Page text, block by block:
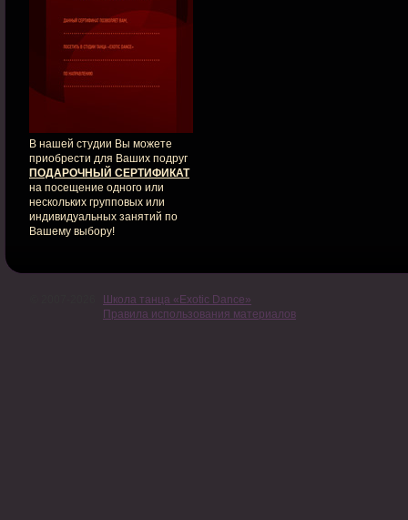
В нашей студии Вы можете
приобрести для Ваших подруг
ПОДАРОЧНЫЙ СЕРТИФИКАТ
на посещение одного или
нескольких групповых или
индивидуальных занятий по
Вашему выбору!
Школа танца «Exotic Dance»
Правила использования материалов